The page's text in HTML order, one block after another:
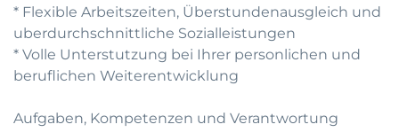
* Flexible Arbeitszeiten, Überstundenausgleich und
uberdurchschnittliche Sozialleistungen
* Volle Unterstutzung bei Ihrer personlichen und
beruflichen Weiterentwicklung
Aufgaben, Kompetenzen und Verantwortung